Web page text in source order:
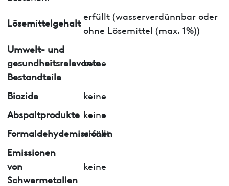
Lösemittelgehalt
erfüllt (wasserverdünnbar oder
ohne Lösemittel (max. 1%))
Umwelt- und
gesundheitsrelevante
Bestandteile
keine
Biozide
keine
Abspaltprodukte keine
Formaldehydemissionen
erfüllt
Emissionen
von
Schwermetallen
keine